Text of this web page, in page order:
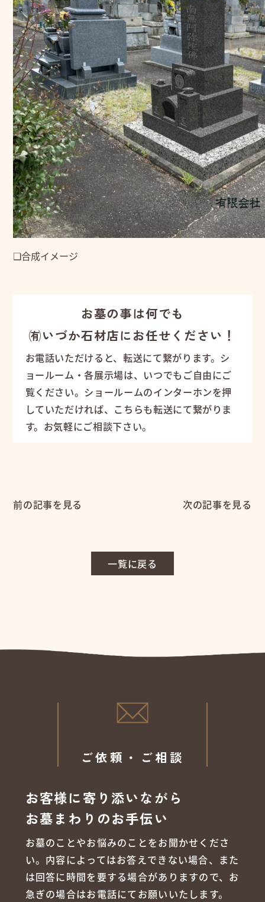
❑合成イメージ
お墓の事は何でも
㈲いづか石材店にお任せください！
お電話いただけると、転送にて繋がります。シ
ョールーム・各展示場は、いつでもご自由にご
覧ください。ショールームのインターホンを押
していただければ、こちらも転送にて繋がりま
す。お気軽にご相談下さい。
前の記事を見る
一覧に戻る
次の記事を見る
ご依頼・ご相談
お客様に寄り添いながら
お墓まわりのお手伝い
お墓のことやお悩みのことをお聞かせくださ
い。内容によってはお答えできない場合、また
は回答に時間を要する場合がありますので、お
急ぎの場合はお電話にてお願いいたします。